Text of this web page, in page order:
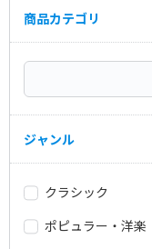
商品カテゴリ
ジャンル
クラシック
ポピュラー・洋楽